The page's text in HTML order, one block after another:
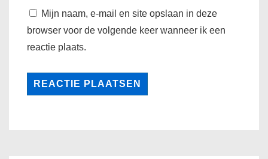
Mijn naam, e-mail en site opslaan in deze
browser voor de volgende keer wanneer ik een
reactie plaats.